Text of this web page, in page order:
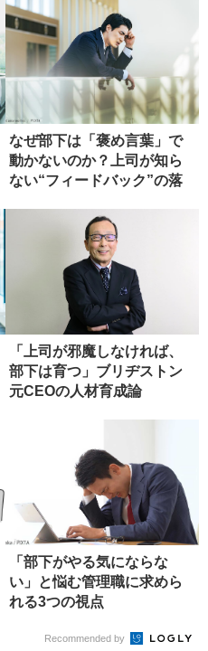
なぜ部下は「褒め言葉」で
動かないのか？上司が知ら
ない“フィードバック”の落
「上司が邪魔しなければ、
部下は育つ」ブリヂストン
元C‌E‌Oの人材育成論
「部下がやる気にならな
い」と悩む管理職に求めら
れる3つの視点
Recommended by